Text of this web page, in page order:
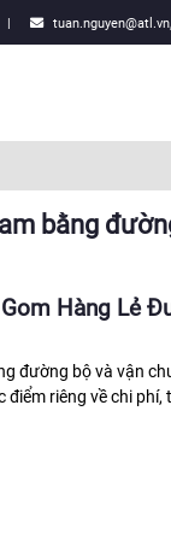
|
bằng
Hàng Lẻ
đường bộ và vận
điểm riêng về chi